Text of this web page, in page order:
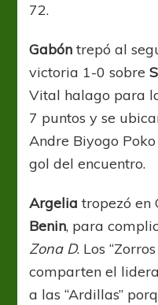
72.
Gabón trepó al
victoria 1-0 sobre
Vital halago para
7 puntos y se
Andre Biyogo
gol del encuentro.
Argelia tropezó en
Benin, para
Zona D. Los
comparten el
a las “Ardillas”